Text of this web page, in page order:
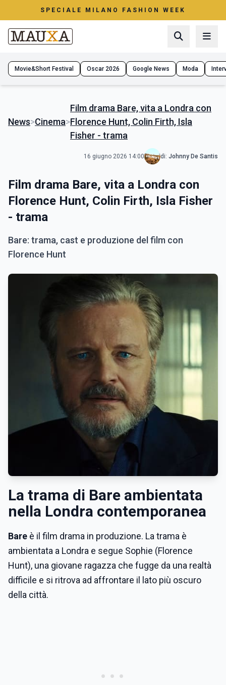
SPECIALE MILANO FASHION WEEK
Movie&Short Festival Oscar 2026 Google News Moda
News>Cinema>
Film drama Bare, vita a Londra con
Florence Hunt, Colin Firth, Isla
Fisher - trama
16 giugno 2026 14:00 di: Johnny De Santis
Film drama Bare, vita a Londra con
Florence Hunt, Colin Firth, Isla Fisher
- trama
Bare: trama, cast e produzione del film con
Florence Hunt
La trama di Bare ambientata
nella Londra contemporanea
Bare è il film drama in produzione. La trama è
ambientata a Londra e segue Sophie (Florence
Hunt), una giovane ragazza che fugge da una realtà
difficile e si ritrova ad affrontare il lato più oscuro
della città.